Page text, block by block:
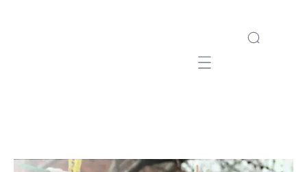
Mobile navigation